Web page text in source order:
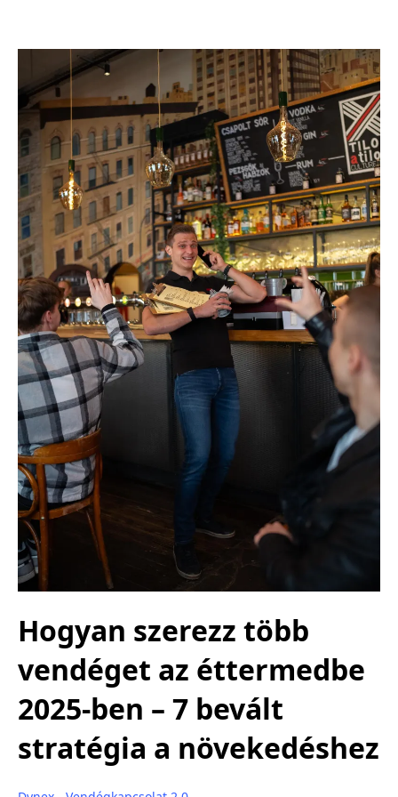
Hogyan szerezz több
vendéget az éttermedbe
2025-ben – 7 bevált
stratégia a növekedéshez